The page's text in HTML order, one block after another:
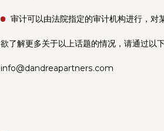
审计可以由法院指定的审计机构进行，对
欲了解更多关于以上话题的情况，请通过以
info@dandreapartners.com